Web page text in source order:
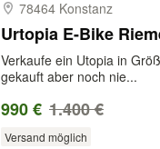
78464 Konstanz
Urtopia E-Bike
Verkaufe ein Utopia in
gekauft aber noch nie...
990 € 1.400 €
Versand möglich